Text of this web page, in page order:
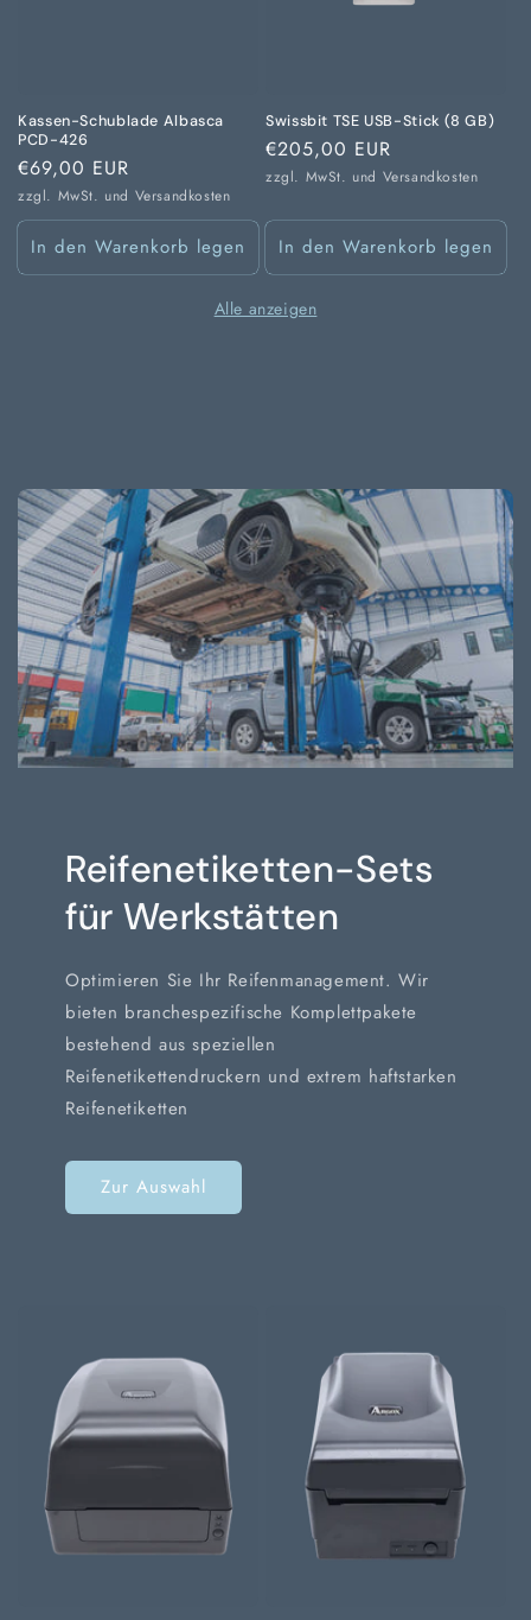
Kassen-Schublade Albasca
PCD-426
Normaler
Preis
€69,00 EUR
zzgl. MwSt. und Versandkosten
In den Warenkorb legen
Swissbit TSE USB-Stick (8 GB)
Normaler
Preis
€205,00 EUR
zzgl. MwSt. und Versandkosten
In den Warenkorb legen
Alle anzeigen
Reifenetiketten-Sets
für Werkstätten
Optimieren Sie Ihr Reifenmanagement. Wir
bieten branchespezifische Komplettpakete
bestehend aus speziellen
Reifenetikettendruckern und extrem haftstarken
Reifenetiketten
Zur Auswahl